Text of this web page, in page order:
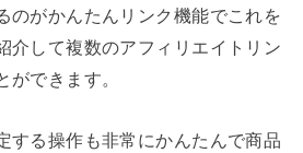
のがかんたんリンク機能でこれを
介して複数のアフィリエイトリン
ができます。
する操作も非常にかんたんで商品